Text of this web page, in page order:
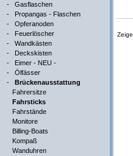
- Gasflaschen
- Propangas - Flaschen
- Opferanoden
- Feuerlöscher
- Wandkästen
- Deckskisten
- Eimer - NEU -
- Ölfässer
- Brückenausstattung
Fahrersitze
Fahrsticks
Fahrstände
Monitore
Billing-Boats
Kompaß
Wanduhren
Zeige